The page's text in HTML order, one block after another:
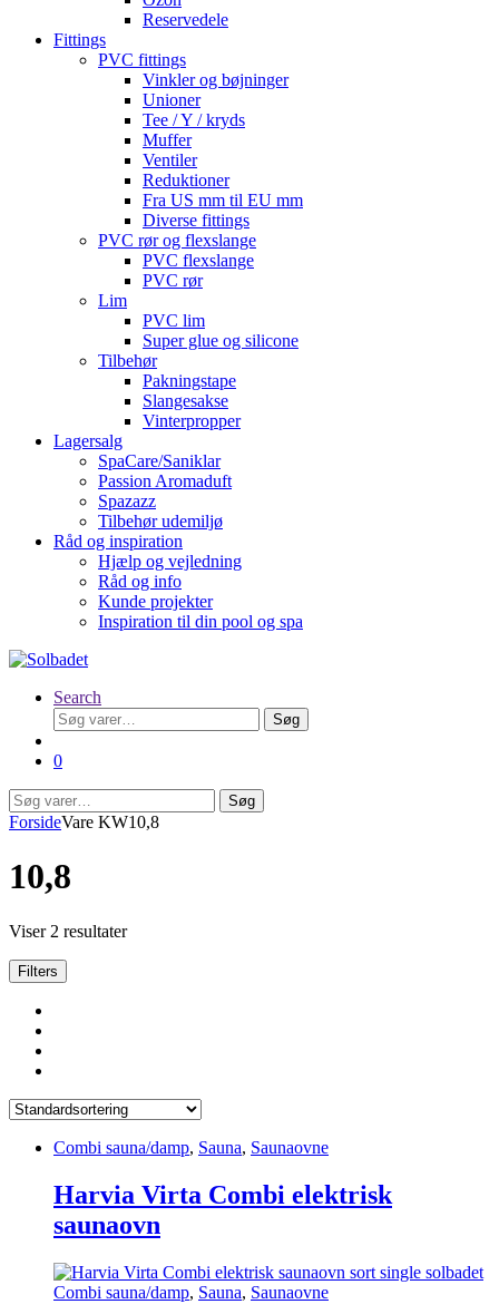
Reservedele
Fittings
PVC fittings
Vinkler og bøjninger
Unioner
Tee / Y / kryds
Muffer
Ventiler
Reduktioner
Fra US mm til EU mm
Diverse fittings
PVC rør og flexslange
PVC flexslange
PVC rør
Lim
PVC lim
Super glue og silicone
Tilbehør
Pakningstape
Slangesakse
Vinterpropper
Lagersalg
SpaCare/Saniklar
Passion Aromaduft
Spazazz
Tilbehør udemiljø
Råd og inspiration
Hjælp og vejledning
Råd og info
Kunde projekter
Inspiration til din pool og spa
Search
Søg
efter:
Søg
0
Søg
efter:
Søg
ForsideVare KW10,8
10,8
Viser 2 resultater
Filters
Combi sauna/damp, Sauna, Saunaovne
Harvia Virta Combi elektrisk
saunaovn
Combi sauna/damp, Sauna, Saunaovne